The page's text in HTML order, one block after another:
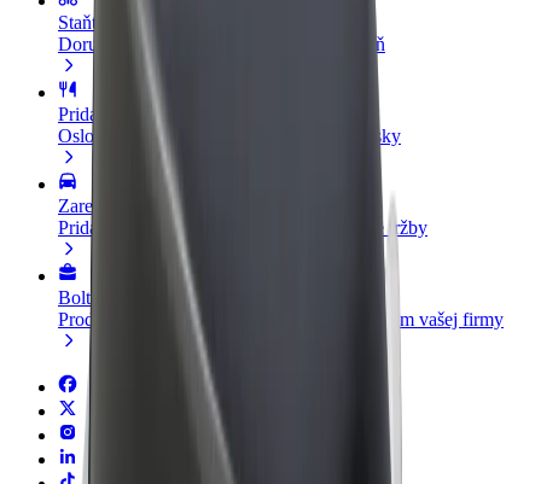
Staňte sa kuriérom
Doručujte jedlo a zarábajte si každý týždeň
Pridajte reštauráciu
Oslovte viac zákazníkov a zvýšte svoje zisky
Zaregistrujte sa ako flotilový partner
Pridajte svoju flotilu k Boltu a zvýšte svoje tržby
Bolt for Business
Produkty a služby Bolt prispôsobené potrebám vašej firmy